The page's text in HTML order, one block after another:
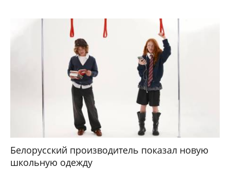
Белорусский производитель показал новую
школьную одежду